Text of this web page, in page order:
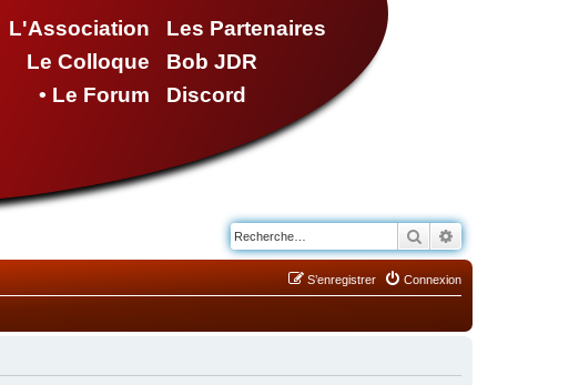
L'Association
Le Colloque
• Le Forum
Les Partenaires
Bob JDR
Discord
Rechercher
Connexion
S’enregistrer